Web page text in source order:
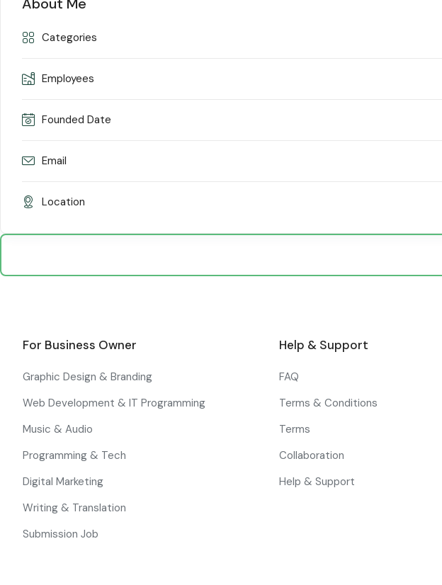
Categories
Employees
Founded Date
Email
Location
For Business Owner
Graphic Design & Branding
Web Development & IT Programming
Music & Audio
Programming & Tech
Digital Marketing
Writing & Translation
Submission Job
Help & Support
FAQ
Terms & Conditions
Terms
Collaboration
Help & Support